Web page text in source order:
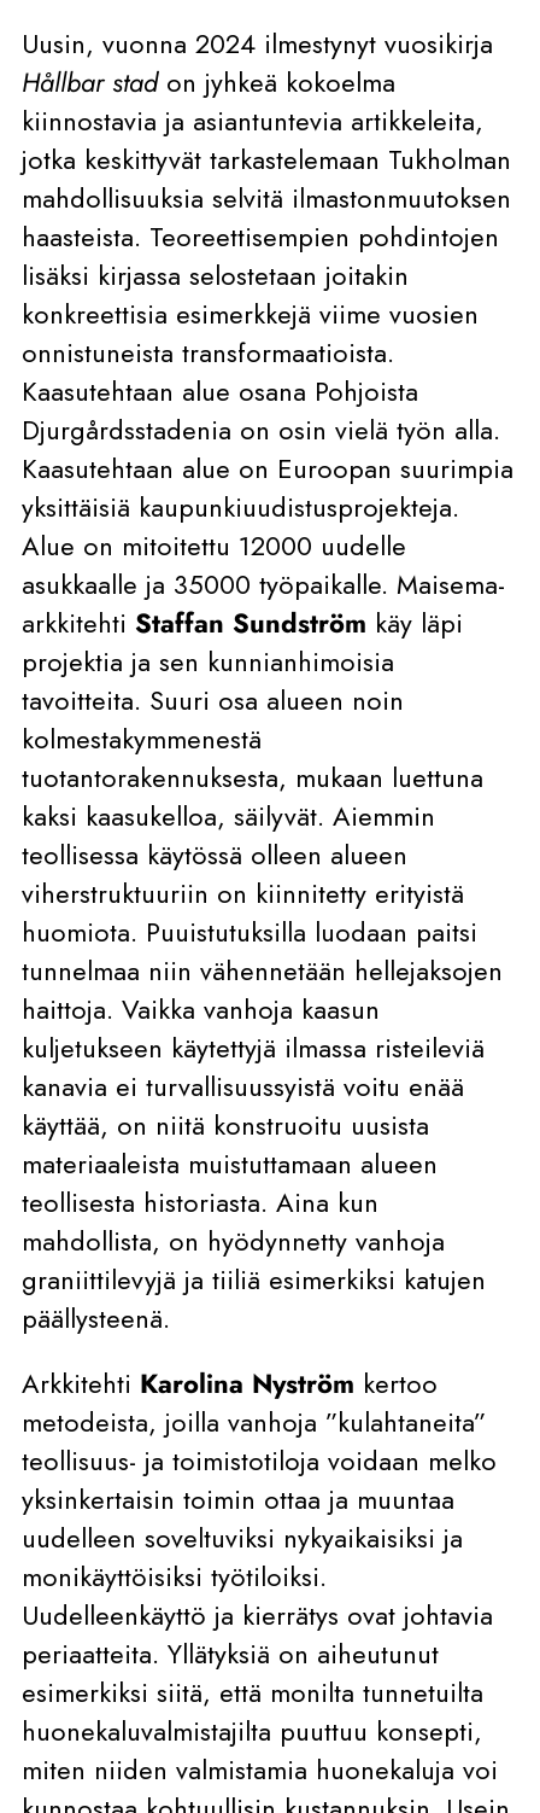
Uusin, vuonna 2024 ilmestynyt vuosikirja
Hållbar stadon jyhkeä kokoelma
kiinnostavia ja asiantuntevia artikkeleita,
jotka keskittyvät tarkastelemaan Tukholman
mahdollisuuksia selvitä ilmastonmuutoksen
haasteista. Teoreettisempien pohdintojen
lisäksi kirjassa selostetaan joitakin
konkreettisia esimerkkejä viime vuosien
onnistuneista transformaatioista.
Kaasutehtaan alue osana Pohjoista
Djurgårdsstadenia on osin vielä työn alla.
Kaasutehtaan alue on Euroopan suurimpia
yksittäisiä kaupunkiuudistusprojekteja.
Alue on mitoitettu 12000 uudelle
asukkaalle ja 35000 työpaikalle. Maisema-
arkkitehti Staffan Sundström käy läpi
projektia ja sen kunnianhimoisia
tavoitteita. Suuri osa alueen noin
kolmestakymmenestä
tuotantorakennuksesta, mukaan luettuna
kaksi kaasukelloa, säilyvät. Aiemmin
teollisessa käytössä olleen alueen
viherstruktuuriin on kiinnitetty erityistä
huomiota. Puuistutuksilla luodaan paitsi
tunnelmaa niin vähennetään hellejaksojen
haittoja. Vaikka vanhoja kaasun
kuljetukseen käytettyjä ilmassa risteileviä
kanavia ei turvallisuussyistä voitu enää
käyttää, on niitä konstruoitu uusista
materiaaleista muistuttamaan alueen
teollisesta historiasta. Aina kun
mahdollista, on hyödynnetty vanhoja
graniittilevyjä ja tiiliä esimerkiksi katujen
päällysteenä.
Arkkitehti Karolina Nyström kertoo
metodeista, joilla vanhoja ”kulahtaneita”
teollisuus- ja toimistotiloja voidaan melko
yksinkertaisin toimin ottaa ja muuntaa
uudelleen soveltuviksi nykyaikaisiksi ja
monikäyttöisiksi työtiloiksi.
Uudelleenkäyttö ja kierrätys ovat johtavia
periaatteita. Yllätyksiä on aiheutunut
esimerkiksi siitä, että monilta tunnetuilta
huonekaluvalmistajilta puuttuu konsepti,
miten niiden valmistamia huonekaluja voi